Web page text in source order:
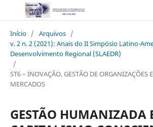
Início / Arquivos /
v. 2 n. 2 (2021): Anais do II Simpósio Latino-
Desenvolvimento Regional (SLAEDR)
/
ST6 – INOVAÇÃO, GESTÃO DE ORGANIZAÇÕES
MERCADOS
GESTÃO HUMANIZADA